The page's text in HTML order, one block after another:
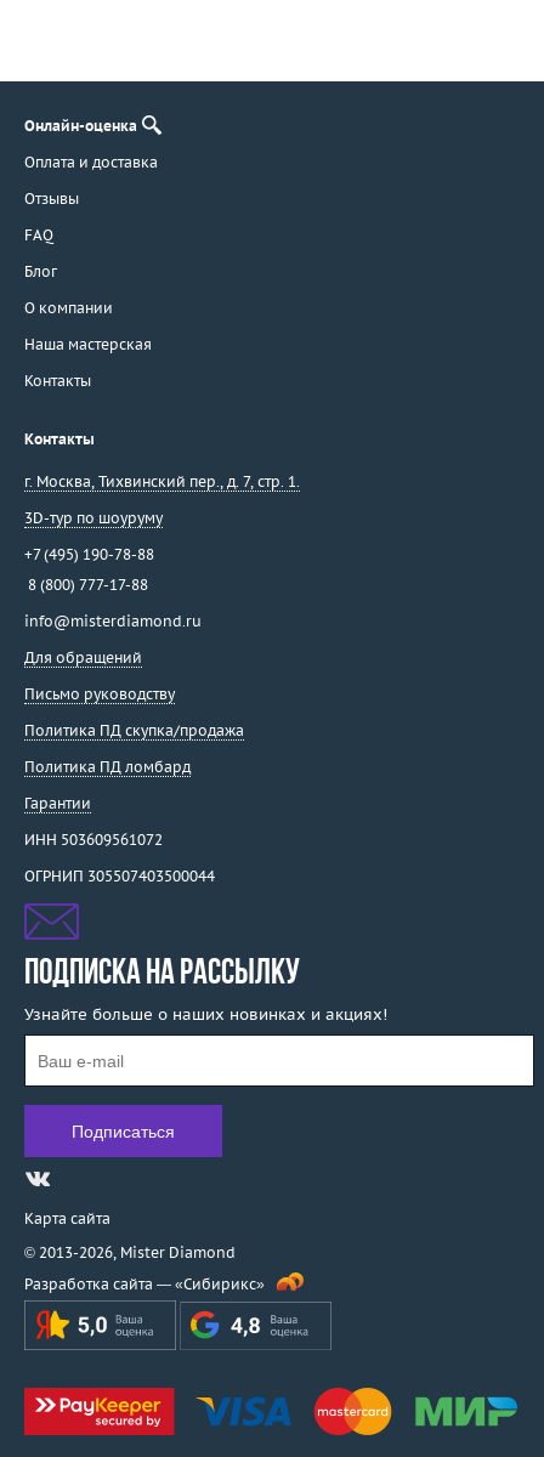
Онлайн-оценка
Оплата и доставка
Отзывы
FAQ
Блог
О компании
Наша мастерская
Контакты
Контакты
г. Москва, Тихвинский пер., д. 7, стр. 1.
3D-тур по шоуруму
+7 (495) 190-78-88
8 (800) 777-17-88
info@misterdiamond.ru
Для обращений
Письмо руководству
Политика ПД скупка/продажа
Политика ПД ломбард
Гарантии
ИНН 503609561072
ОГРНИП 305507403500044
ПОДПИСКА НА РАССЫЛКУ
Узнайте больше о наших новинках и акциях!
Карта сайта
© 2013-2026, Mister Diamond
Разработка сайта — «Сибирикс»